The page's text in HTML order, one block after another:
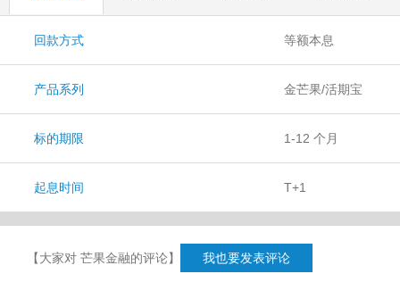
回款方式 等额本息
产品系列 金芒果/活期宝
标的期限 1-12 个月
起息时间 T+1
【大家对 芒果金融的评论】 我也要发表评论